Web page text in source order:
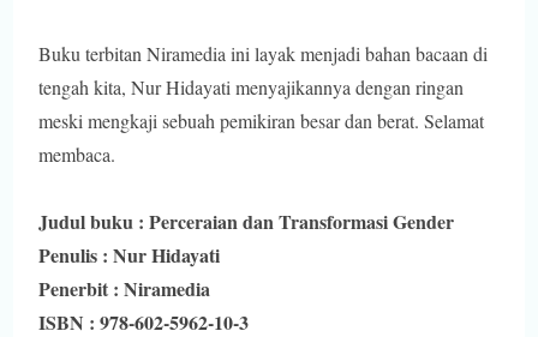
Buku terbitan Niramedia ini layak menjadi bahan bacaan di
tengah kita, Nur Hidayati menyajikannya dengan ringan
meski mengkaji sebuah pemikiran besar dan berat. Selamat
membaca.
Judul buku : Perceraian dan Transformasi Gender
Penulis : Nur Hidayati
Penerbit : Niramedia
ISBN : 978-602-5962-10-3